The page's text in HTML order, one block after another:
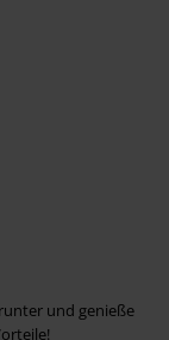
und genieße